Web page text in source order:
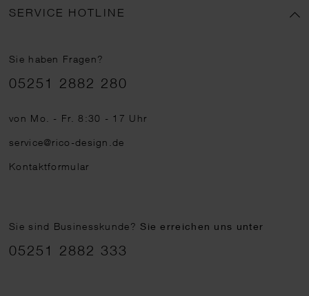
SERVICE HOTLINE
Sie haben Fragen?
Telefonnummer
05251 2882 280
von Mo. - Fr. 8:30 - 17 Uhr
service@rico-design.de
Kontaktformular
Sie sind Businesskunde?Sie erreichen uns unter
05251 2882 333